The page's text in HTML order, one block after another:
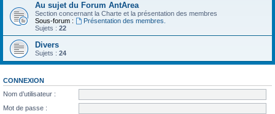
Au sujet du Forum AntArea
Section concernant la Charte et la présentation des membres
Sous-forum :
Présentation des membres.
Sujets : 22
Divers
Sujets : 24
CONNEXION
Nom d’utilisateur :
Mot de passe :